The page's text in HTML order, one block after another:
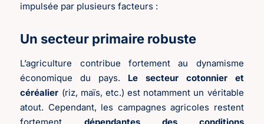
impulsée par plusieurs facteurs :
Un secteur primaire robuste
L’agriculture contribue fortement au dynamisme
économique du pays. Le secteur cotonnier et
céréalier (riz, maïs, etc.) est notamment un véritable
atout. Cependant, les campagnes agricoles restent